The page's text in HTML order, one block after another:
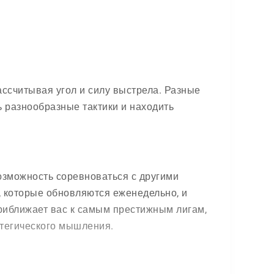
угол и силу выстрела. Разные
тактики и находить
соревноваться с другими
обновляются еженедельно, и
вас к самым престижным лигам,
мышления.